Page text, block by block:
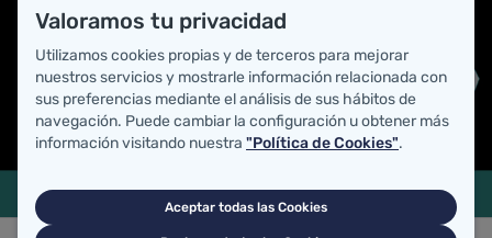
Valoramos tu privacidad
Utilizamos cookies propias y de terceros para mejorar
nuestros servicios y mostrarle información relacionada con
sus preferencias mediante el análisis de sus hábitos de
navegación. Puede cambiar la configuración u obtener más
información visitando nuestra "Política de Cookies".
Aceptar todas las Cookies